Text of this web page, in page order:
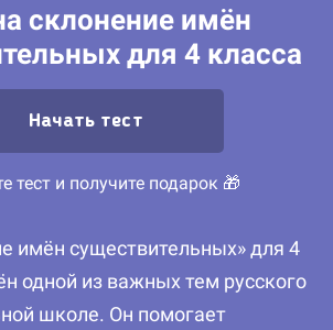
склонение имён
для 4 класса
Начать тест
тест и получите подарок 🎁
имён существительных» для 4
одной из важных тем русского
школе. Он помогает